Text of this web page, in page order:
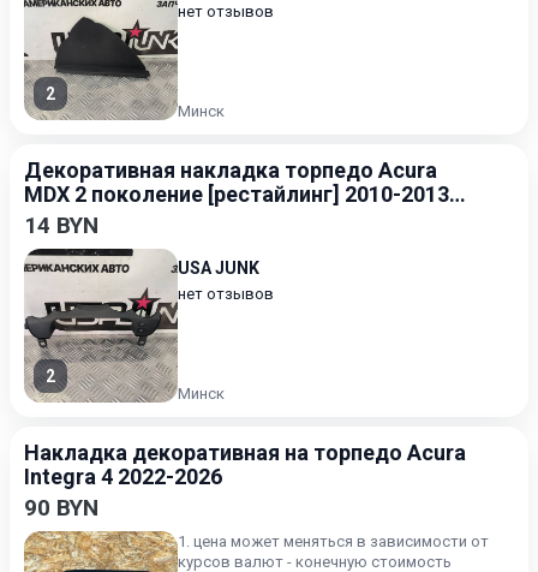
2
нет отзывов
Минск
Декоративная накладка торпедо Acura
MDX 2 поколение [рестайлинг] 2010-2013
3.5
14 BYN
2
USA JUNK
нет отзывов
Минск
Накладка декоративная на торпедо Acura
Integra 4 2022-2026
90 BYN
1. цена может меняться в зависимости от
курсов валют - конечную стоимость